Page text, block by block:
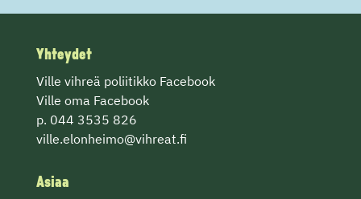
Yhteydet
Ville vihreä poliitikko Facebook
Ville oma Facebook
p. 044 3535 826
ville.elonheimo@vihreat.fi
Asiaa